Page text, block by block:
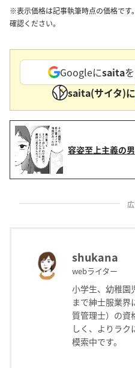
※表示価格は記事執筆時点の価格です
確認ください。
Googleにsaita
saita(サイタ)に
容姿至上主義の
shukana
webライター
小学生、幼稚園
まで紳士服業界
質管理士）の資
しく、よりラク
模索中です。